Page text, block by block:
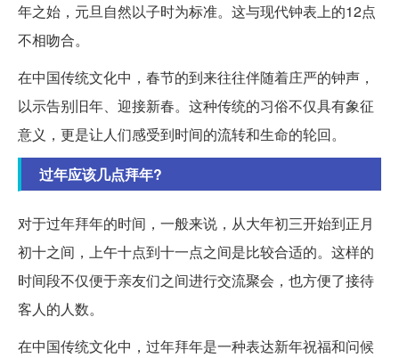
年之始，元旦自然以子时为标准。这与现代钟表上的12点
不相吻合。
在中国传统文化中，春节的到来往往伴随着庄严的钟声，
以示告别旧年、迎接新春。这种传统的习俗不仅具有象征
意义，更是让人们感受到时间的流转和生命的轮回。
过年应该几点拜年?
对于过年拜年的时间，一般来说，从大年初三开始到正月
初十之间，上午十点到十一点之间是比较合适的。这样的
时间段不仅便于亲友们之间进行交流聚会，也方便了接待
客人的人数。
在中国传统文化中，过年拜年是一种表达新年祝福和问候